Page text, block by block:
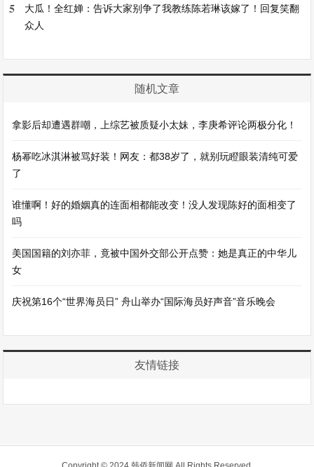
5
大瓜！全红婵：告诉大家别争了我教练陈若琳该嫁了！回复笑翻
众人
随机文章
拿影后却遭遇群嘲，上综艺被质疑小太妹，李庚希评论两极分化！
杨幂吃冰淇淋被骂好装！网友：都38岁了，就别玩瞪眼装清纯可爱
了
谁懂啊！好的婚姻真的连面相都能改变！没人发现陈好的面相变了
吗
美国国籍的刘亦菲，竟被中国外交部公开点赞：她是真正的中华儿
女
庆祝第16个“世界海员日” 舟山举办“国际海员好声音”音乐晚会
友情链接